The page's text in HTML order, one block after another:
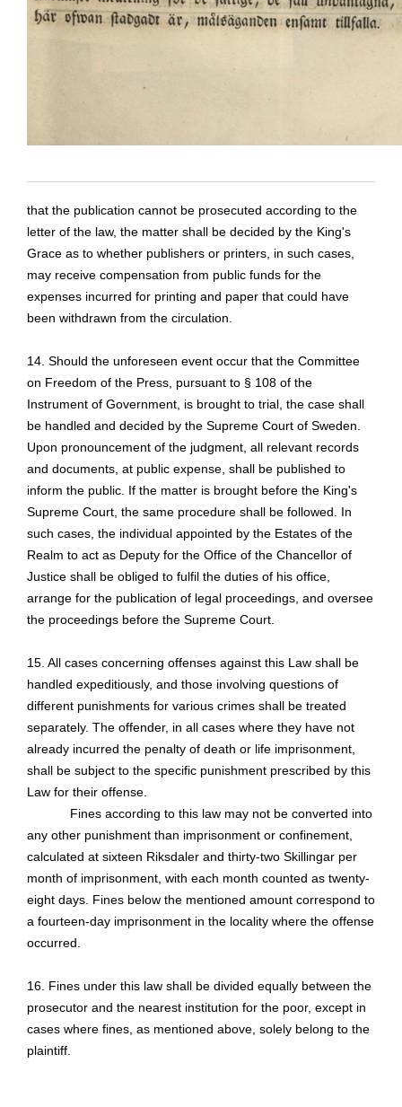
that the publication cannot be prosecuted according to the
letter of the law, the matter shall be decided by the King's
Grace as to whether publishers or printers, in such cases,
may receive compensation from public funds for the
expenses incurred for printing and paper that could have
been withdrawn from the circulation.
14. Should the unforeseen event occur that the Committee
on Freedom of the Press, pursuant to § 108 of the
Instrument of Government, is brought to trial, the case shall
be handled and decided by the Supreme Court of Sweden.
Upon pronouncement of the judgment, all relevant records
and documents, at public expense, shall be published to
inform the public. If the matter is brought before the King's
Supreme Court, the same procedure shall be followed. In
such cases, the individual appointed by the Estates of the
Realm to act as Deputy for the Office of the Chancellor of
Justice shall be obliged to fulfil the duties of his office,
arrange for the publication of legal proceedings, and oversee
the proceedings before the Supreme Court.
15. All cases concerning offenses against this Law shall be
handled expeditiously, and those involving questions of
different punishments for various crimes shall be treated
separately. The offender, in all cases where they have not
already incurred the penalty of death or life imprisonment,
shall be subject to the specific punishment prescribed by this
Law for their offense.
Fines according to this law may not be converted into
any other punishment than imprisonment or confinement,
calculated at sixteen Riksdaler and thirty-two Skillingar per
month of imprisonment, with each month counted as twenty-
eight days. Fines below the mentioned amount correspond to
a fourteen-day imprisonment in the locality where the offense
occurred.
16. Fines under this law shall be divided equally between the
prosecutor and the nearest institution for the poor, except in
cases where fines, as mentioned above, solely belong to the
plaintiff.